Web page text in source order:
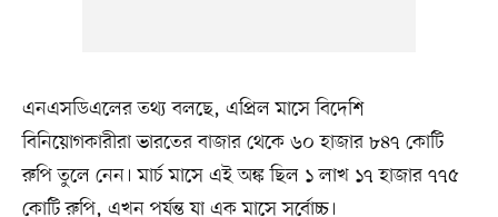
এনএসডিএলের তথ্য বলছে, এপ্রিল মাসে বিদেশি
বিনিয়োগকারীরা ভারতের বাজার থেকে ৬০ হাজার ৮৪৭ কোটি
রুপি তুলে নেন। মার্চ মাসে এই অঙ্ক ছিল ১ লাখ ১৭ হাজার ৭৭৫
কোটি রুপি, এখন পর্যন্ত যা এক মাসে সর্বোচ্চ।